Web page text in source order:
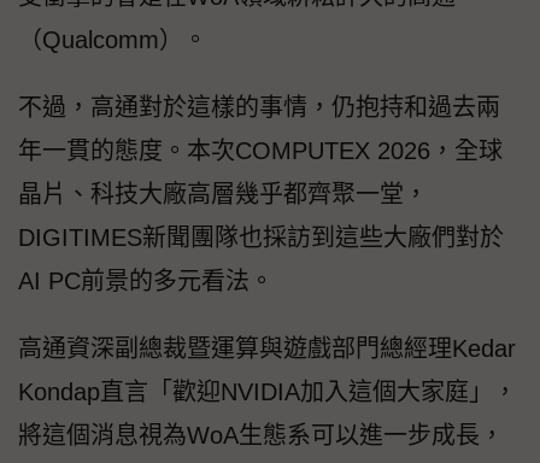
（Qualcomm）。
不過，高通對於這樣的事情，仍抱持和過去兩
年一貫的態度。本次COMPUTEX 2026，全球
晶片、科技大廠高層幾乎都齊聚一堂，
DIGITIMES新聞團隊也採訪到這些大廠們對於
AI PC前景的多元看法。
高通資深副總裁暨運算與遊戲部門總經理Kedar
Kondap直言「歡迎NVIDIA加入這個大家庭」，
將這個消息視為WoA生態系可以進一步成長，